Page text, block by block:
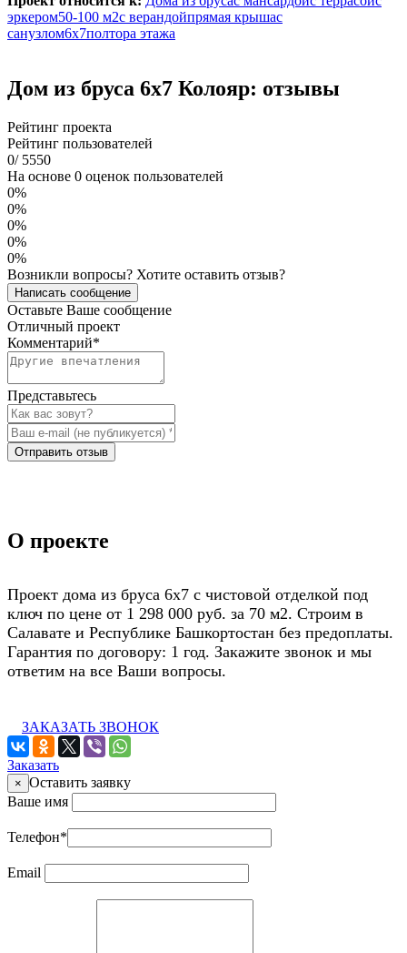
эркером50-100 м2с верандойпрямая крышас
санузлом6х7полтора этажа
Дом из бруса 6х7 Колояр: отзывы
Рейтинг проекта
Рейтинг пользователей
0/5550
На основе 0 оценок пользователей
0%
0%
0%
0%
0%
Возникли вопросы? Хотите оставить отзыв?
Написать сообщение
Оставьте Ваше сообщение
Отличный проект
Комментарий*
Представьтесь
Отправить отзыв
О проекте
Проект дома из бруса 6х7 с чистовой отделкой под
ключ по цене от 1 298 000 руб. за 70 м2. Строим в
Салавате и Республике Башкортостан без предоплаты.
Гарантия по договору: 1 год. Закажите звонок и мы
ответим на все Ваши вопросы.
ЗАКАЗАТЬ ЗВОНОК
Заказать
× Оставить заявку
Ваше имя
Телефон*
Email